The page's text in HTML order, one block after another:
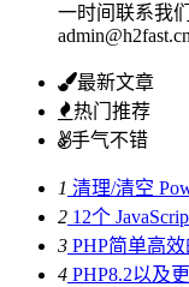
一时间联系我
admin@h2fast.cn
最新文章
热门推荐
手气不错
1 清理/清空
2 12个
3 PHP简单高
4 PHP8.2以及